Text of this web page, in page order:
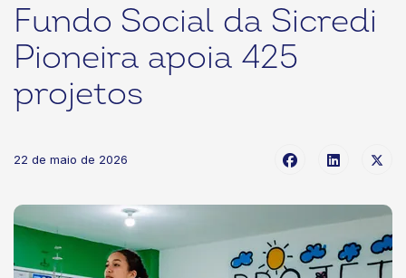
Fundo Social da Sicredi
Pioneira apoia 425
projetos
22 de maio de 2026